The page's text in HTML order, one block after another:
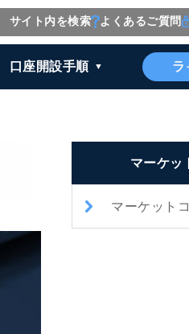
サイト内を検索 よくあるご質問
口座開設手順 ラ
マーケッ
マーケット